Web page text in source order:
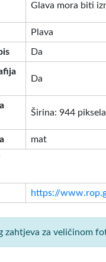
Glava mora biti
Plava
Da
Da
Širina: 944
mat
https://
zahtjeva za veličinom